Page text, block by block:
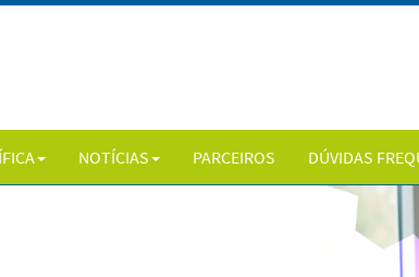
NOTÍCIAS PARCEIROS DÚVIDAS